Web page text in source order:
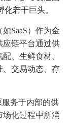
若干巨头。
SaaS）作为金
应链平台通过供
、生鲜食材、
、交易动态、存
服务于内部的供
场化过程中所涌